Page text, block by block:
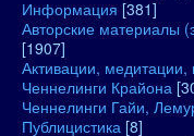
Информация [381]
Авторские материалы
[1907]
Активации, медитации,
Ченнелинги Крайона
Ченнелинги Гайи,
Публицистика [8]